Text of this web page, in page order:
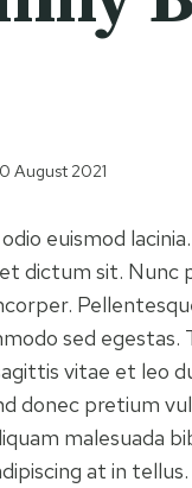
August 2021
euismod
dictum sit. Nunc
sed egestas.
vitae et leo
donec pretium
malesuada
at in